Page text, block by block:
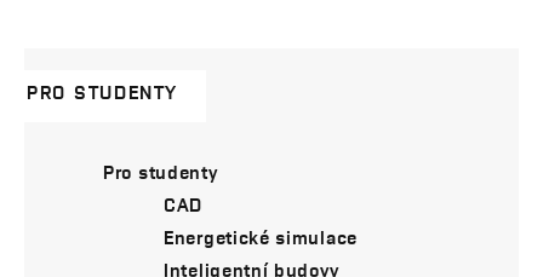
PRO STUDENTY
Pro studenty
CAD
Energetické simulace
Inteligentní budovy